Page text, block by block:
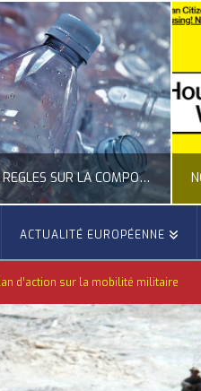
CLARIFICATION DES RÈGLES SUR LA COMPOSITION DES BOUTEILLES PLASTIQUES
D’OCCITANIE EUROPE, ECONOMIE CIRCULAIRE, ÉNERGIE - ENVIRONNEMENT - CLIMAT
24, 2026
ACTUALITÉ EUROPÉENNE
d’action sur la mobilité militaire